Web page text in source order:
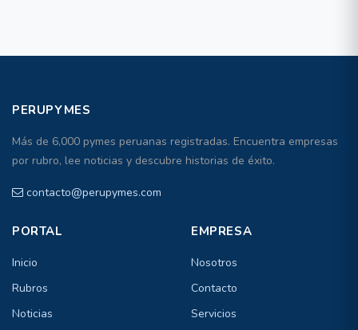
PERUPYMES
Más de 6,000 pymes peruanas registradas. Encuentra empresas
por rubro, lee noticias y descubre historias de éxito.
contacto@perupymes.com
PORTAL
Inicio
Rubros
Noticias
EMPRESA
Nosotros
Contacto
Servicios